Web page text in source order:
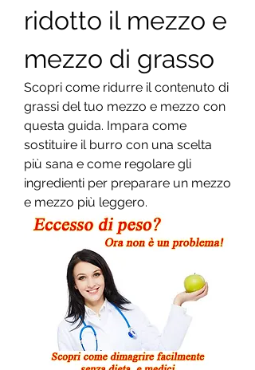
ridotto il mezzo e
mezzo di grasso
Scopri come ridurre il contenuto di
grassi del tuo mezzo e mezzo con
questa guida. Impara come
sostituire il burro con una scelta
più sana e come regolare gli
ingredienti per preparare un mezzo
e mezzo più leggero.